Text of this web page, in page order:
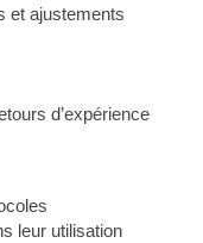
et ajustements
d’expérience
leur utilisation